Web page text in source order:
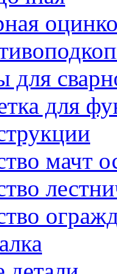
для
для
мачт